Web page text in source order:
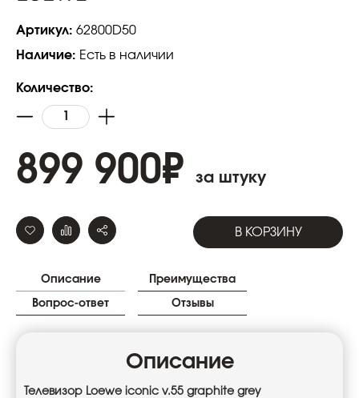
Артикул: 62800D50
Наличие: Есть в наличии
Количество:
899 900₽ за штуку
В КОРЗИНУ
Описание Преимущества
Вопрос-ответ Отзывы
Описание
Телевизор Loewe iconic v.55 graphite grey